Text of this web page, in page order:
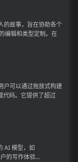
的故事，旨在协助各个
编辑和类型定制。在
户可以通过拖放式构建
代码。它提供了超过
AI 模型，如
的写作体验...